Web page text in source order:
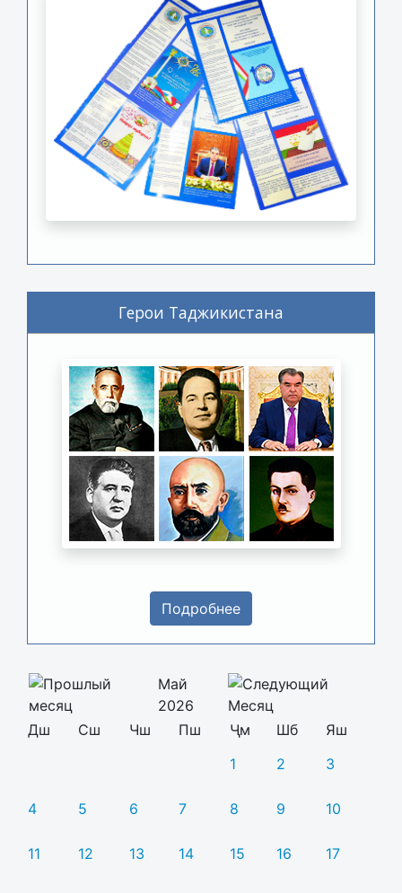
Герои Таджикистана
Подробнее
Май
2026
Дш
Сш Чш Пш Ҷм Шб
Яш
1
2 3
4 5 6 7 8 9 10
11 12 13 14 15 16 17